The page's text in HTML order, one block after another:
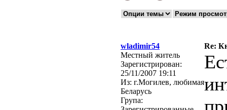
wladimir54
Re:
Местный житель
Зарегистрирован:
25/11/2007 19:11
Из: г.Могилев, любимая
Беларусь
Група: